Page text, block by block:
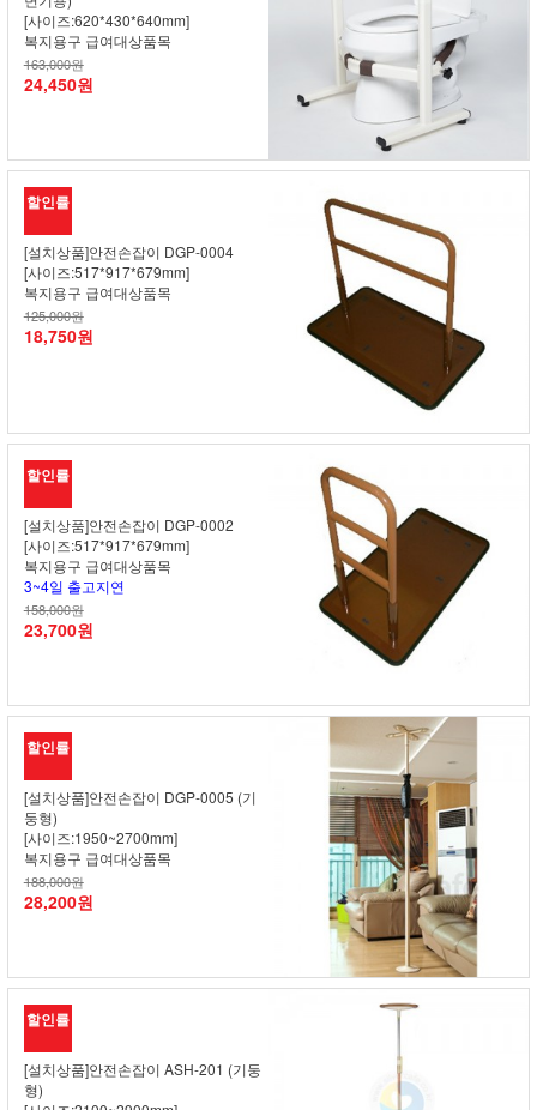
[사이즈:620*430*640mm]
복지용구 급여대상품목
163,000원
24,450원
할인률
[설치상품]안전손잡이 DGP-0004
[사이즈:517*917*679mm]
복지용구 급여대상품목
125,000원
18,750원
할인률
[설치상품]안전손잡이 DGP-0002
[사이즈:517*917*679mm]
복지용구 급여대상품목
3~4일 출고지연
158,000원
23,700원
할인률
[설치상품]안전손잡이 DGP-0005 (기
둥형)
[사이즈:1950~2700mm]
복지용구 급여대상품목
188,000원
28,200원
할인률
[설치상품]안전손잡이 ASH-201 (기둥
형)